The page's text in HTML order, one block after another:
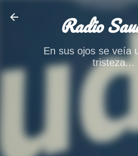
Radio
En sus ojos se veía
tristeza...